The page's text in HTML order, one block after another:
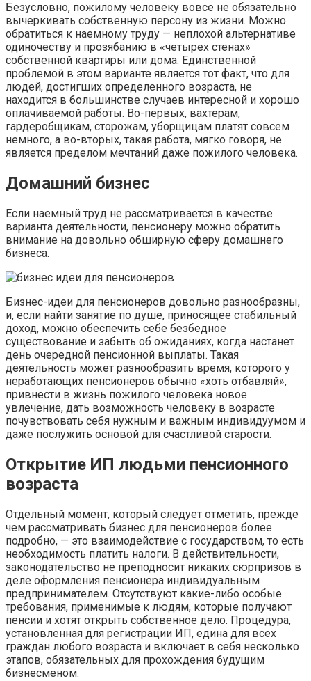
Безусловно, пожилому человеку вовсе не обязательно
вычеркивать собственную персону из жизни. Можно
обратиться к наемному труду — неплохой альтернативе
одиночеству и прозябанию в «четырех стенах»
собственной квартиры или дома. Единственной
проблемой в этом варианте является тот факт, что для
людей, достигших определенного возраста, не
находится в большинстве случаев интересной и хорошо
оплачиваемой работы. Во-первых, вахтерам,
гардеробщикам, сторожам, уборщицам платят совсем
немного, а во-вторых, такая работа, мягко говоря, не
является пределом мечтаний даже пожилого человека.
Домашний бизнес
Если наемный труд не рассматривается в качестве
варианта деятельности, пенсионеру можно обратить
внимание на довольно обширную сферу домашнего
бизнеса.
Бизнес-идеи для пенсионеров довольно разнообразны,
и, если найти занятие по душе, приносящее стабильный
доход, можно обеспечить себе безбедное
существование и забыть об ожиданиях, когда настанет
день очередной пенсионной выплаты. Такая
деятельность может разнообразить время, которого у
неработающих пенсионеров обычно «хоть отбавляй»,
привнести в жизнь пожилого человека новое
увлечение, дать возможность человеку в возрасте
почувствовать себя нужным и важным индивидуумом и
даже послужить основой для счастливой старости.
Открытие ИП людьми пенсионного
возраста
Отдельный момент, который следует отметить, прежде
чем рассматривать бизнес для пенсионеров более
подробно, — это взаимодействие с государством, то есть
необходимость платить налоги. В действительности,
законодательство не преподносит никаких сюрпризов в
деле оформления пенсионера индивидуальным
предпринимателем. Отсутствуют какие-либо особые
требования, применимые к людям, которые получают
пенсии и хотят открыть собственное дело. Процедура,
установленная для регистрации ИП, едина для всех
граждан любого возраста и включает в себя несколько
этапов, обязательных для прохождения будущим
бизнесменом.